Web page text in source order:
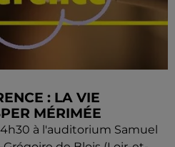
: LA VIE
MÉRIMÉE
à l'auditorium Samuel